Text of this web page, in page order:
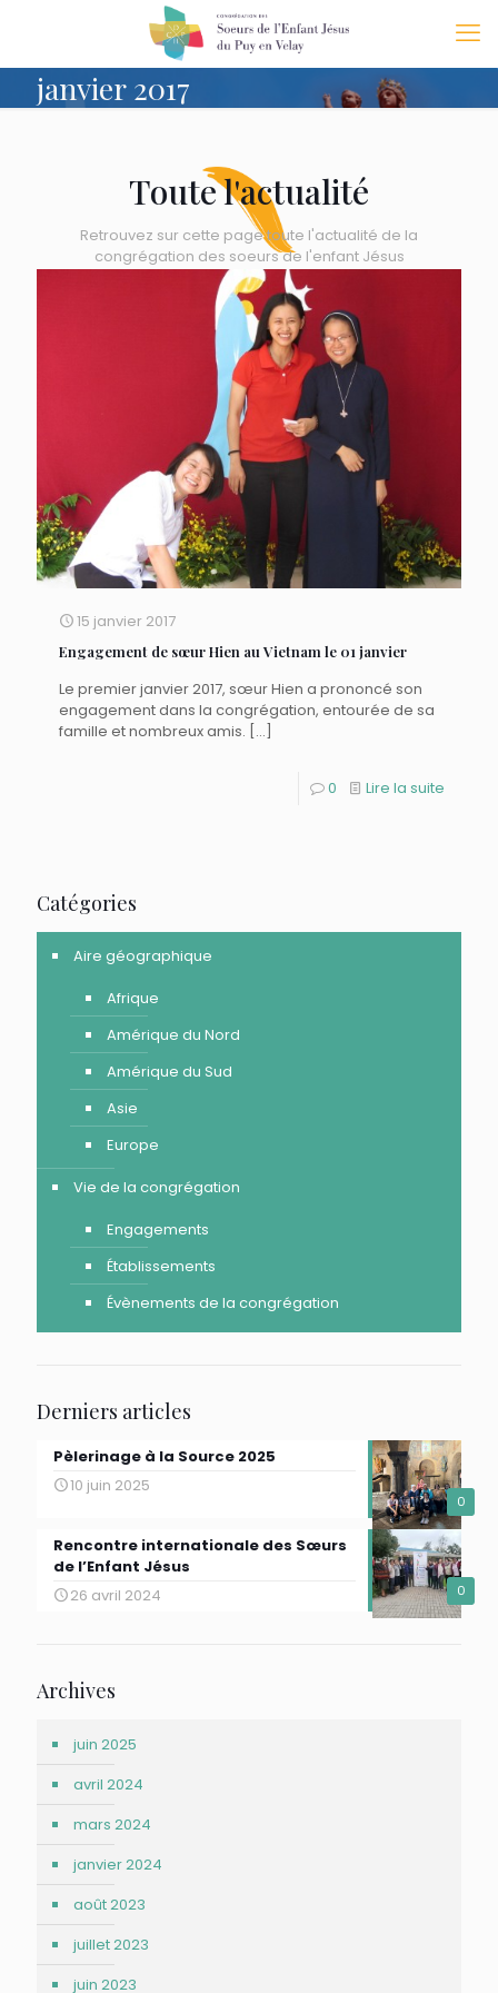
janvier 2017
Toute l'actualité
Retrouvez sur cette page toute l'actualité de la
congrégation des soeurs de l'enfant Jésus
15 janvier 2017
Engagement de sœur Hien au Vietnam le 01 janvier
Le premier janvier 2017, sœur Hien a prononcé son
engagement dans la congrégation, entourée de sa
famille et nombreux amis. […]
0 Lire la suite
Catégories
Aire géographique
Afrique
Amérique du Nord
Amérique du Sud
Asie
Europe
Vie de la congrégation
Engagements
Établissements
Évènements de la congrégation
Derniers articles
0
Pèlerinage à la Source 2025
10 juin 2025
0
Rencontre internationale des Sœurs
de l’Enfant Jésus
26 avril 2024
Archives
juin 2025
avril 2024
mars 2024
janvier 2024
août 2023
juillet 2023
juin 2023